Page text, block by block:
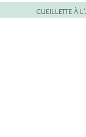
CUEILLETTE À